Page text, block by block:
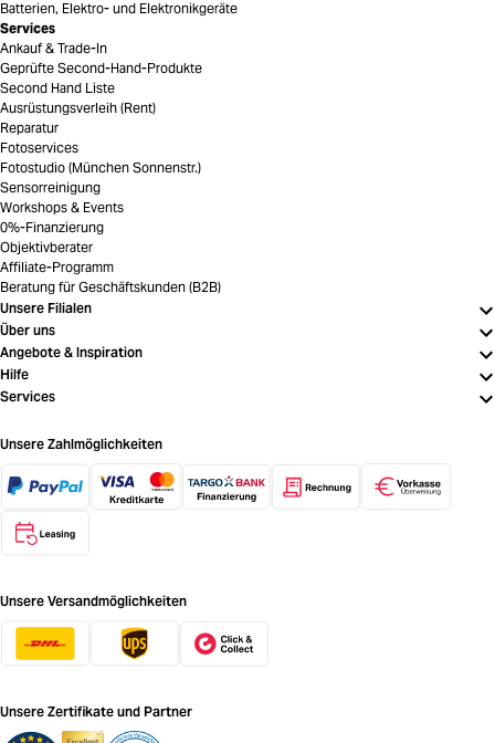
Batterien, Elektro- und Elektronikgeräte
Services
Ankauf & Trade-In
Geprüfte Second-Hand-Produkte
Second Hand Liste
Ausrüstungsverleih (Rent)
Reparatur
Fotoservices
Fotostudio (München Sonnenstr.)
Sensorreinigung
Workshops & Events
0%-Finanzierung
Objektivberater
Affiliate-Programm
Beratung für Geschäftskunden (B2B)
Unsere Filialen
Über uns
Angebote & Inspiration
Hilfe
Services
Unsere Zahlmöglichkeiten
Unsere Versandmöglichkeiten
Unsere Zertifikate und Partner